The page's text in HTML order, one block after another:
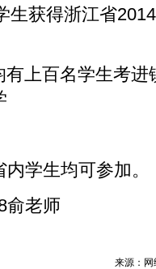
生获得浙江省
上百名学生考
学生均可参加。
俞老师
来源：